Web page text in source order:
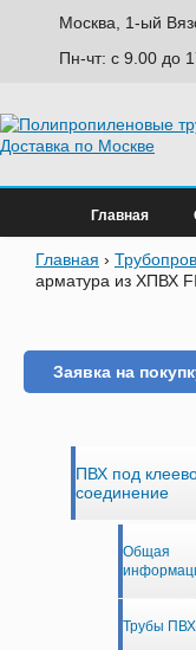
Москва, 1-ый
Пн-чт: с 9.00 до
Главная
Главная ›
арматура из ХПВХ
Заявка на
ПВХ под
соединение
Общая
Трубы ПВХ